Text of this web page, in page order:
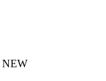
NEW